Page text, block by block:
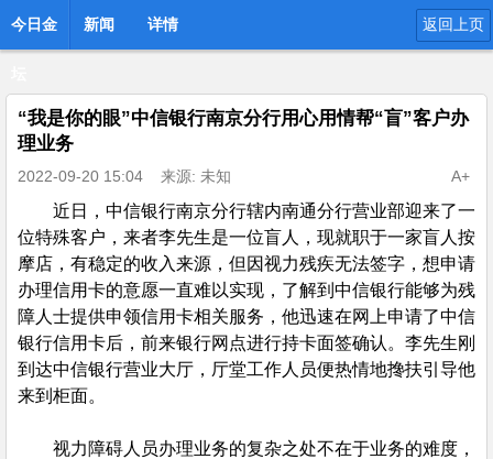
今日金 新闻 详情 返回上页
“我是你的眼”中信银行南京分行用心用情帮“盲”客户办
理业务
2022-09-20 15:04 来源: 未知 A+
近日，中信银行南京分行辖内南通分行营业部迎来了一
位特殊客户，来者李先生是一位盲人，现就职于一家盲人按
摩店，有稳定的收入来源，但因视力残疾无法签字，想申请
办理信用卡的意愿一直难以实现，了解到中信银行能够为残
障人士提供申领信用卡相关服务，他迅速在网上申请了中信
银行信用卡后，前来银行网点进行持卡面签确认。李先生刚
到达中信银行营业大厅，厅堂工作人员便热情地搀扶引导他
来到柜面。
视力障碍人员办理业务的复杂之处不在于业务的难度，